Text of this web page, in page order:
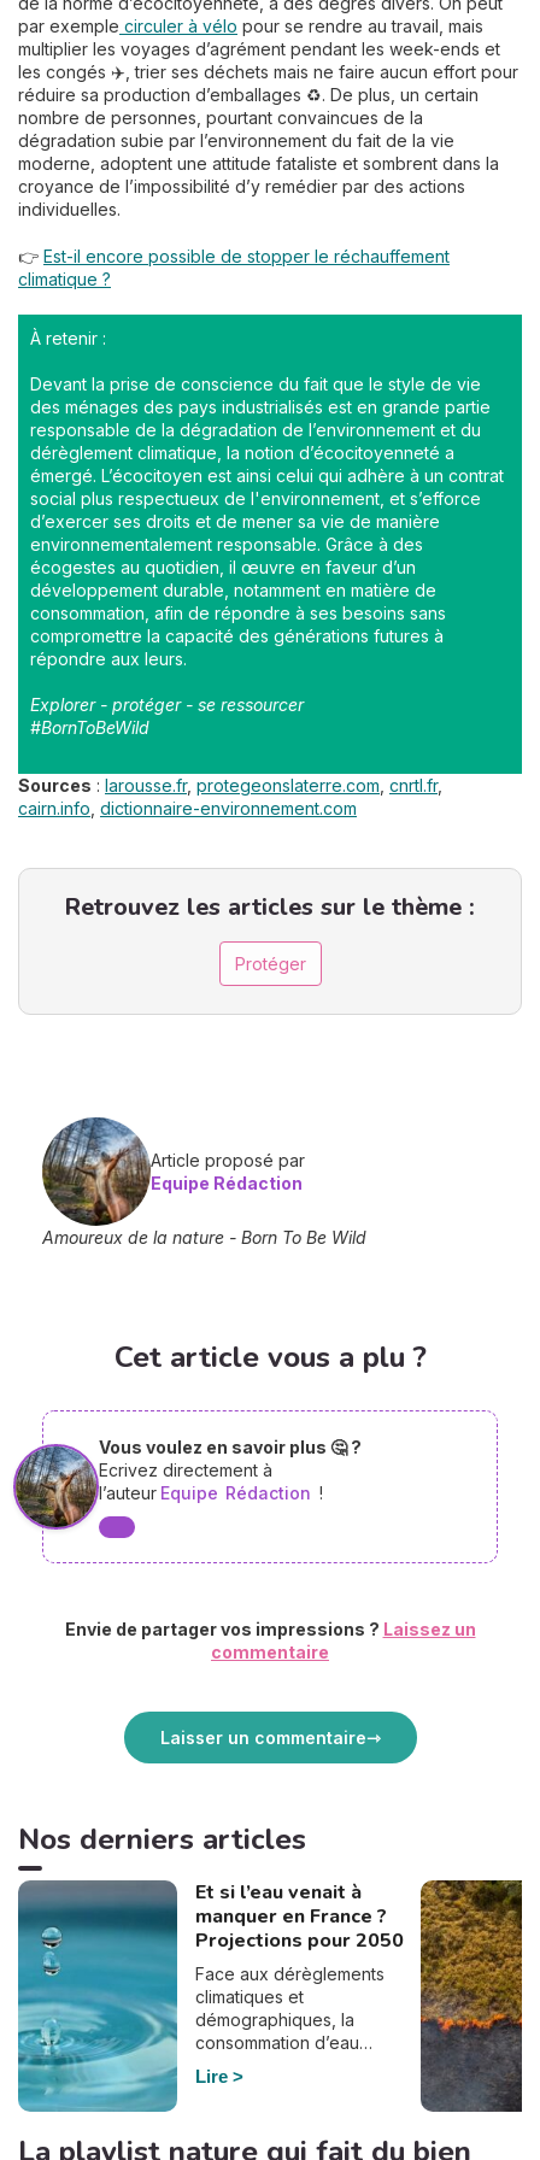
par exemple circuler à vélo pour se rendre au travail, mais
multiplier les voyages d’agrément pendant les week-ends et
les congés ✈️, trier ses déchets mais ne faire aucun effort pour
réduire sa production d’emballages ♻️. De plus, un certain
nombre de personnes, pourtant convaincues de la
dégradation subie par l’environnement du fait de la vie
moderne, adoptent une attitude fataliste et sombrent dans la
croyance de l’impossibilité d’y remédier par des actions
individuelles.
👉 Est-il encore possible de stopper le réchauffement
climatique ?
À retenir :
Devant la prise de conscience du fait que le style de vie
des ménages des pays industrialisés est en grande partie
responsable de la dégradation de l’environnement et du
dérèglement climatique, la notion d’écocitoyenneté a
émergé. L’écocitoyen est ainsi celui qui adhère à un contrat
social plus respectueux de l'environnement, et s’efforce
d’exercer ses droits et de mener sa vie de manière
environnementalement responsable. Grâce à des
écogestes au quotidien, il œuvre en faveur d’un
développement durable, notamment en matière de
consommation, afin de répondre à ses besoins sans
compromettre la capacité des générations futures à
répondre aux leurs.
Explorer - protéger - se ressourcer
#BornToBeWild
Sources : larousse.fr, protegeonslaterre.com, cnrtl.fr,
cairn.info, dictionnaire-environnement.com
Retrouvez les articles sur le thème :
Protéger
Article proposé par
Equipe Rédaction
Amoureux de la nature - Born To Be Wild
Cet article vous a plu ?
Vous voulez en savoir plus 🤔 ?
Ecrivez directement à
l’auteur Equipe Rédaction !
Envie de partager vos impressions ? Laissez un
commentaire
Laisser un commentaire
Nos derniers articles
Et si l’eau venait à
manquer en France ?
Projections pour 2050
Face aux dérèglements
climatiques et
démographiques, la
consommation d’eau
pourrait bien doubler en
France d’ici à 2050. En
Lire
La playlist nature qui fait du bien